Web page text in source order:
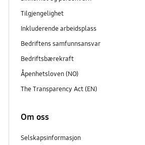
Tilgjengelighet
Inkluderende arbeidsplass
Bedriftens samfunnsansvar
Bedriftsbærekraft
Åpenhetsloven (NO)
The Transparency Act (EN)
Om oss
Selskapsinformasjon